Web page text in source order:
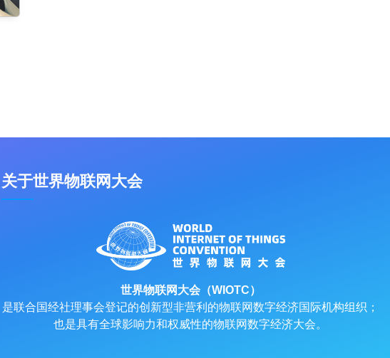
关于世界物联网大会
世界物联网大会（WIOTC）
是联合国经社理事会登记的创新型非营利的物联网数字经济国际机构组织；
也是具有全球影响力和权威性的物联网数字经济大会。